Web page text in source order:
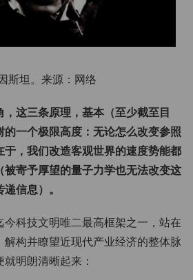
斯坦。来源：网络
，这三条原理，基本 （至少截至目
的一个极限高度：无论怎么改变参照
于，我们改造客观世界的速度势能都
（被寄予厚望的量子力学也无法改变这
信息）
。
今科技文明唯二最高框架之一，站在
解构并瞭望近现代产业经济的整体脉
明朗清晰起来：